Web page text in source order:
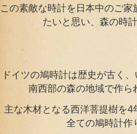
この素敵な時計を日本中のご
たいと思い、森の時
ドイツの鳩時計は歴史が古く
南西部の森の地域で作
主な木材となる西洋菩提樹を
全ての鳩時計作